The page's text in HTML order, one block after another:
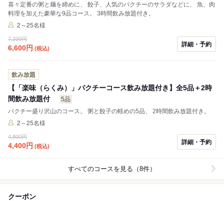
喜々定番の粥と麺を締めに、 餃子、人気のパクチーのサラダなどに、 魚、肉
料理を加えた豪華な9品コース。 3時間飲み放題付き。
2～25名様
7,200円
6,600円 (税込)
詳細・予約
飲み放題
【「楽味（らくみ）」パクチーコース飲み放題付き】全5品＋2時
間飲み放題付
5品
パクチー盛り沢山のコース。 粥と餃子の軽めの5品、 2時間飲み放題付き。
2～25名様
4,800円
4,400円 (税込)
詳細・予約
すべてのコースを見る（8件）
クーポン